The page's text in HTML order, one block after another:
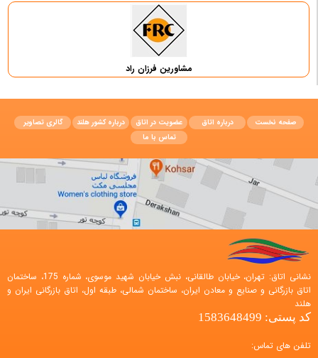
مشاورین فرزان راد
صفحه نخست درباره اتاق عضویت در اتاق درباره کشور هلند
گالری تصاویر
تماس با ما
نشانی اتاق: تهران، خیابان طالقانی، نبش خیابان شهید موسوی، شماره 175، ساختمان
اتاق بازرگانی و صنایع و معادن ایران، ساختمان شمالی، طبقه اول، اتاق بازرگانی ایران و
هلند
کد پستی: 1583648499
تلفن های تماس: